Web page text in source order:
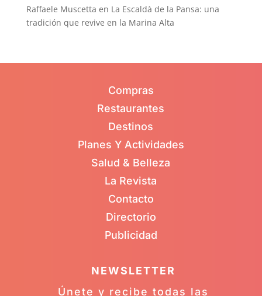
Raffaele Muscetta en La Escaldà de la Pansa: una
tradición que revive en la Marina Alta
Compras
Restaurantes
Destinos
Planes Y Actividades
Salud & Belleza
La Revista
Contacto
Directorio
Publicidad
NEWSLETTER
Únete y recibe todas las